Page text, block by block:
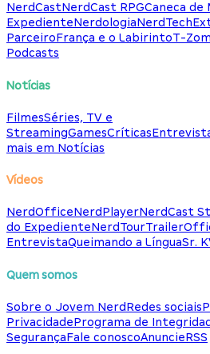
NerdCastNerdCast RPGCaneca de
ExpedienteNerdologiaNerdTech
ParceiroFrança e o LabirintoT-
Podcasts
Notícias
FilmesSéries, TV e
StreamingGamesCríticas
mais em Notícias
Vídeos
NerdOfficeNerdPlayerNerdCast
do ExpedienteNerdTour
EntrevistaQueimando a LínguaSr. K
Quem somos
Sobre o Jovem NerdRedes sociais
PrivacidadePrograma de
SegurançaFale conoscoAnuncieRSS